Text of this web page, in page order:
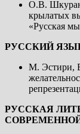
О.В.
крылатых
«Русская
РУССКИЙ
М. Эстири,
РУССКАЯ